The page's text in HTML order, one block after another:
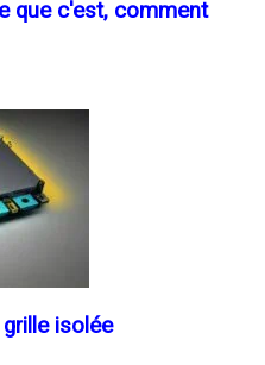
que c'est, comment
isolée